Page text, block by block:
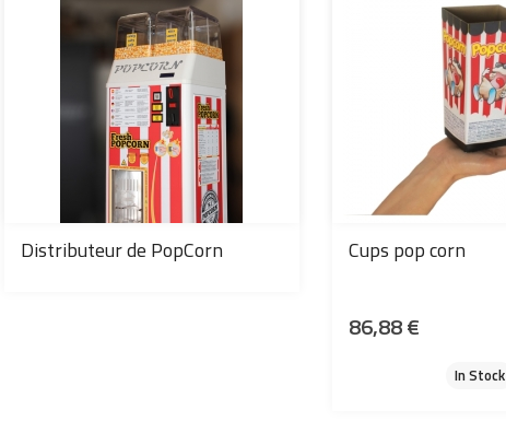
Distributeur de PopCorn Cups pop corn
86,88 €
In Stock